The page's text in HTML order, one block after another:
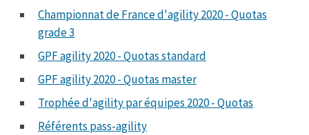
Championnat de France d'agility 2020 - Quotas
grade 3
GPF agility 2020 - Quotas standard
GPF agility 2020 - Quotas master
Trophée d'agility par équipes 2020 - Quotas
Référents pass-agility